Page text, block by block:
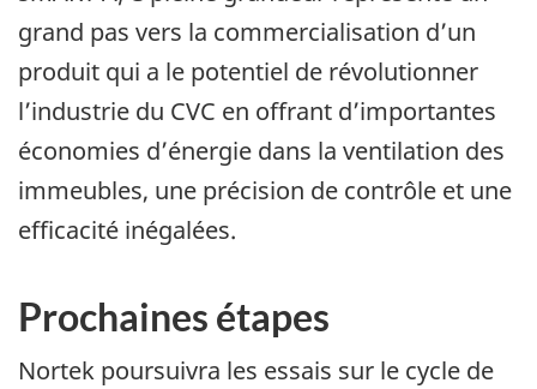
grand pas vers la commercialisation d’un
produit qui a le potentiel de révolutionner
l’industrie du CVC en offrant d’importantes
économies d’énergie dans la ventilation des
immeubles, une précision de contrôle et une
efficacité inégalées.
Prochaines étapes
Nortek poursuivra les essais sur le cycle de